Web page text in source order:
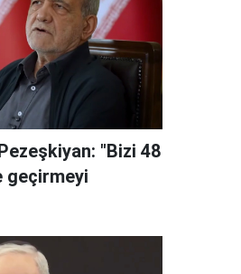
"Bizi 48
geçirmeyi